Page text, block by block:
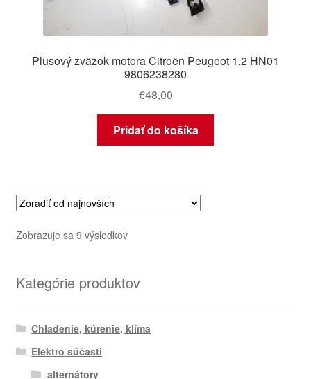
Plusový zväzok motora Citroën Peugeot 1.2 HN01
9806238280
€48,00
Pridať do košíka
Zobrazuje sa 9 výsledkovZoradené
Kategórie produktov
Chladenie, kúrenie, klíma
Elektro súčasti
alternátory